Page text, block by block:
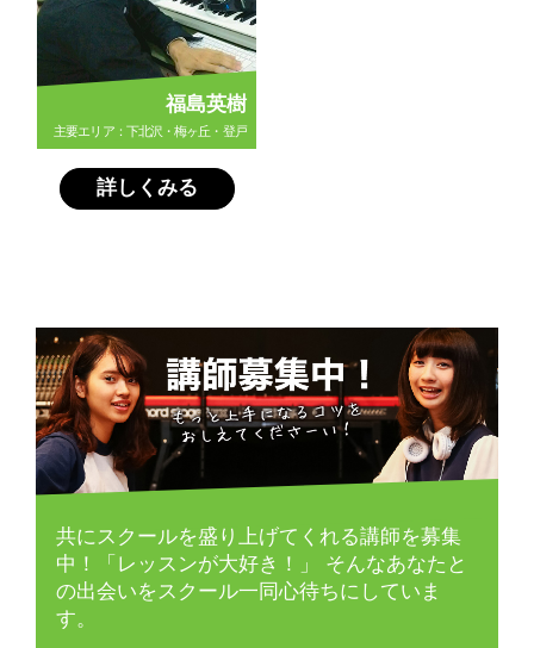
福島英樹
主要エリア：下北沢・梅ヶ丘・登戸
詳しくみる
共にスクールを盛り上げてくれる講師を募集
中！「レッスンが大好き！」 そんなあなたと
の出会いをスクール一同心待ちにしていま
す。